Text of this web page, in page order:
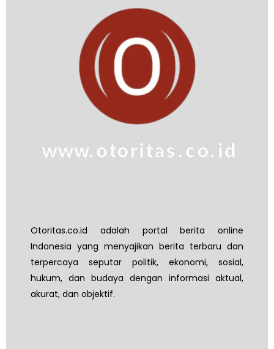
Otoritas.co.id adalah portal berita online
Indonesia yang menyajikan berita terbaru dan
terpercaya seputar politik, ekonomi, sosial,
hukum, dan budaya dengan informasi aktual,
akurat, dan objektif.